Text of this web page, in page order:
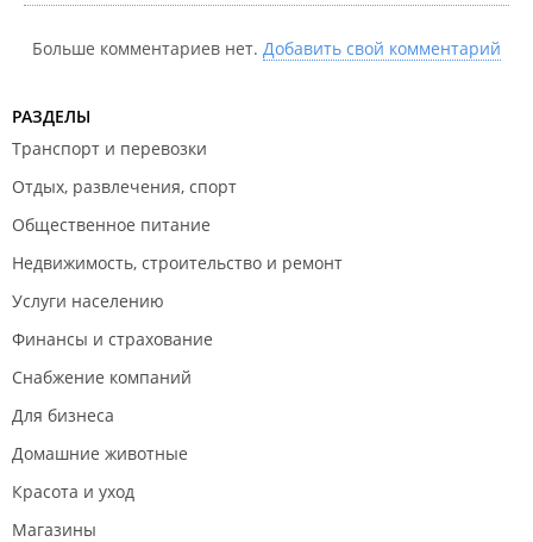
Больше комментариев нет. Добавить свой комментарий
РАЗДЕЛЫ
Транспорт и перевозки
Отдых, развлечения, спорт
Общественное питание
Недвижимость, строительство и ремонт
Услуги населению
Финансы и страхование
Снабжение компаний
Для бизнеса
Домашние животные
Красота и уход
Магазины